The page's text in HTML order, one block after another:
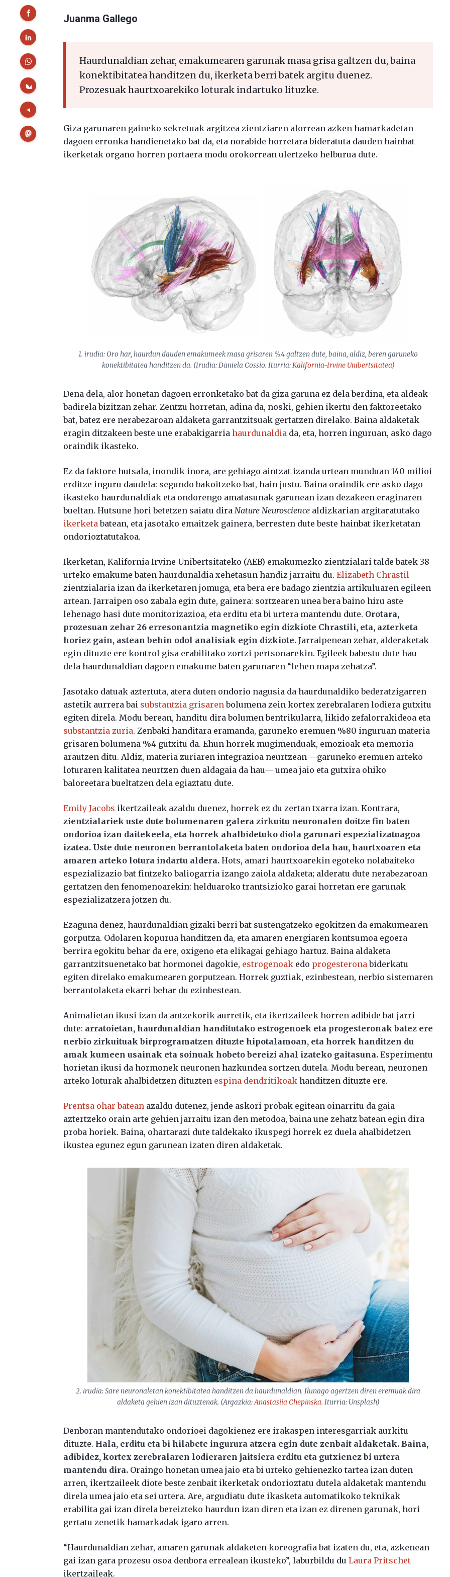
Juanma Gallego
Haurdunaldian zehar, emakumearen garunak masa grisa galtzen du, baina
konektibitatea handitzen du, ikerketa berri batek argitu duenez.
Prozesuak haurtxoarekiko loturak indartuko lituzke.
Giza garunaren gaineko sekretuak argitzea zientziaren alorrean azken hamarkadetan
dagoen erronka handienetako bat da, eta norabide horretara bideratuta dauden hainbat
ikerketak organo horren portaera modu orokorrean ulertzeko helburua dute.
1. irudia: Oro har, haurdun dauden emakumeek masa grisaren %4 galtzen dute, baina, aldiz, beren garuneko
konektibitatea handitzen da. (Irudia: Daniela Cossio. Iturria:Kalifornia-Irvine Unibertsitatea)
Dena dela, alor honetan dagoen erronketako bat da giza garuna ez dela berdina, eta aldeak
badirela bizitzan zehar. Zentzu horretan, adina da, noski, gehien ikertu den faktoreetako
bat, batez ere nerabezaroan aldaketa garrantzitsuak gertatzen direlako. Baina aldaketak
eragin ditzakeen beste une erabakigarriahaurdunaldia da, eta, horren inguruan, asko dago
oraindik ikasteko.
Ez da faktore hutsala, inondik inora, are gehiago aintzat izanda urtean munduan 140 milioi
erditze inguru daudela: segundo bakoitzeko bat, hain justu. Baina oraindik ere asko dago
ikasteko haurdunaldiak eta ondorengo amatasunak garunean izan dezakeen eraginaren
bueltan. Hutsune hori betetzen saiatu diraNature Neuroscience aldizkarian argitaratutako
ikerketabatean, eta jasotako emaitzek gainera, berresten dute beste hainbat ikerketatan
ondorioztatutakoa.
Ikerketan, Kalifornia Irvine Unibertsitateko (AEB) emakumezko zientzialari talde batek 38
urteko emakume baten haurdunaldia xehetasun handiz jarraitu du.Elizabeth Chrastil
zientzialaria izan da ikerketaren jomuga, eta bera ere badago zientzia artikuluaren egileen
artean. Jarraipen oso zabala egin dute, gainera: sortzearen unea bera baino hiru aste
lehenago hasi dute monitorizazioa, eta erditu eta bi urtera mantendu dute. Orotara,
prozesuan zehar 26 erresonantzia magnetiko egin dizkiote Chrastili, eta, azterketa
horiez gain, astean behin odol analisiak egin dizkiote. Jarraipenean zehar, alderaketak
egin dituzte ere kontrol gisa erabilitako zortzi pertsonarekin. Egileek babestu dute hau
dela haurdunaldian dagoen emakume baten garunaren “lehen mapa zehatza”.
Jasotako datuak aztertuta, atera duten ondorio nagusia da haurdunaldiko bederatzigarren
astetik aurrera bai substantzia grisarenbolumena zein kortex zerebralaren lodiera gutxitu
egiten direla. Modu berean, handitu dira bolumen bentrikularra, likido zefalorrakideoa eta
substantzia zuria. Zenbaki handitara eramanda, garuneko eremuen %80 inguruan materia
grisaren bolumena %4 gutxitu da. Ehun horrek mugimenduak, emozioak eta memoria
arautzen ditu. Aldiz, materia zuriaren integrazioa neurtzean —garuneko eremuen arteko
loturaren kalitatea neurtzen duen aldagaia da hau— umea jaio eta gutxira ohiko
baloreetara bueltatzen dela egiaztatu dute.
Emily Jacobs ikertzaileak azaldu duenez, horrek ez du zertan txarra izan. Kontrara,
zientzialariek uste dute bolumenaren galera zirkuitu neuronalen doitze fin baten
ondorioa izan daitekeela, eta horrek ahalbidetuko diola garunari espezializatuagoa
izatea. Uste dute neuronen berrantolaketa baten ondorioa dela hau, haurtxoaren eta
amaren arteko lotura indartu aldera. Hots, amari haurtxoarekin egoteko nolabaiteko
espezializazio bat fintzeko baliogarria izango zaiola aldaketa; alderatu dute nerabezaroan
gertatzen den fenomenoarekin: helduaroko trantsizioko garai horretan ere garunak
espezializatzera jotzen du.
Ezaguna denez, haurdunaldian gizaki berri bat sustengatzeko egokitzen da emakumearen
gorputza. Odolaren kopurua handitzen da, eta amaren energiaren kontsumoa egoera
berrira egokitu behar da ere, oxigeno eta elikagai gehiago hartuz. Baina aldaketa
garrantzitsuenetako bat hormonei dagokie, estrogenoak edo progesteronabiderkatu
egiten direlako emakumearen gorputzean. Horrek guztiak, ezinbestean, nerbio sistemaren
berrantolaketa ekarri behar du ezinbestean.
Animalietan ikusi izan da antzekorik aurretik, eta ikertzaileek horren adibide bat jarri
dute: arratoietan, haurdunaldian handitutako estrogenoek eta progesteronak batez ere
nerbio zirkuituak birprogramatzen dituzte hipotalamoan, eta horrek handitzen du
amak kumeen usainak eta soinuak hobeto bereizi ahal izateko gaitasuna. Esperimentu
horietan ikusi da hormonek neuronen hazkundea sortzen dutela. Modu berean, neuronen
arteko loturak ahalbidetzen dituzten espina dendritikoak handitzen dituzte ere.
Prentsa ohar batean azaldu dutenez, jende askori probak egitean oinarritu da gaia
aztertzeko orain arte gehien jarraitu izan den metodoa, baina une zehatz batean egin dira
proba horiek. Baina, ohartarazi dute taldekako ikuspegi horrek ez duela ahalbidetzen
ikustea egunez egun garunean izaten diren aldaketak.
2. irudia: Sare neuronaletan konektibitatea handitzen da haurdunaldian. Ilunago agertzen diren eremuak dira
aldaketa gehien izan dituztenak. (Argazkia:Anastasiia Chepinska. Iturria: Unsplash)
Denboran mantendutako ondorioei dagokienez ere irakaspen interesgarriak aurkitu
dituzte. Hala, erditu eta bi hilabete ingurura atzera egin dute zenbait aldaketak. Baina,
adibidez, kortex zerebralaren lodieraren jaitsiera erditu eta gutxienez bi urtera
mantendu dira. Oraingo honetan umea jaio eta bi urteko gehienezko tartea izan duten
arren, ikertzaileek diote beste zenbait ikerketak ondorioztatu dutela aldaketak mantendu
direla umea jaio eta sei urtera. Are, argudiatu dute ikasketa automatikoko teknikak
erabilita gai izan direla bereizteko haurdun izan diren eta izan ez direnen garunak, hori
gertatu zenetik hamarkadak igaro arren.
“Haurdunaldian zehar, amaren garunak aldaketen koreografia bat izaten du, eta, azkenean
gai izan gara prozesu osoa denbora errealean ikusteko”, laburbildu duLaura Pritschet
ikertzaileak.